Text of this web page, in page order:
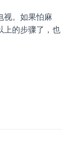
视。如果怕麻
上的步骤了，也